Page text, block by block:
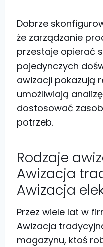
Dobrze
że zarządzanie
przestaje opierać
pojedynczych
awizacji pokazują
umożliwiają
dostosować
potrzeb.
Rodzaje
Awizacja
Awizacja
Przez wiele lat w
Awizacja
magazynu, ktoś